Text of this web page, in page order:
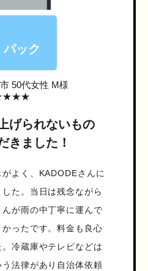
パック
50代女性 M様
げられないもの
きました！
よく、KADODEさんに
た。当日は残念ながら
が雨の中丁寧に運んで
ったです。料金も良心
冷蔵庫やテレビなどは
法律があり自治体依頼